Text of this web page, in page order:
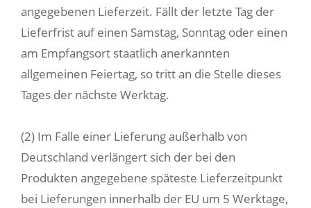
angegebenen Lieferzeit. Fällt der letzte Tag der
Lieferfrist auf einen Samstag, Sonntag oder einen
am Empfangsort staatlich anerkannten
allgemeinen Feiertag, so tritt an die Stelle dieses
Tages der nächste Werktag.
(2) Im Falle einer Lieferung außerhalb von
Deutschland verlängert sich der bei den
Produkten angegebene späteste Lieferzeitpunkt
bei Lieferungen innerhalb der EU um 5 Werktage,